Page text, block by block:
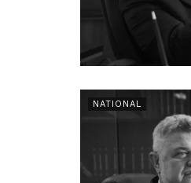
NATIONAL